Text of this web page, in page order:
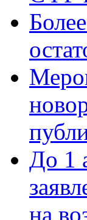
До 1
на